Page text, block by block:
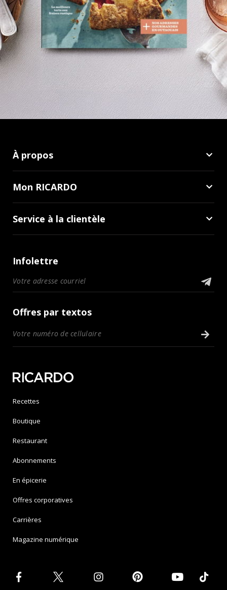
À propos
Mon RICARDO
Service à la clientèle
Infolettre
Offres par textos
Recettes
Boutique
Restaurant
Abonnements
En épicerie
Offres corporatives
Carrières
Magazine numérique